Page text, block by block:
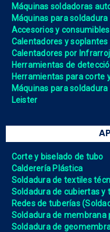
Máquinas soldadoras
Máquinas para
Accesorios y consumibles
Calentadores y
Calentadores por
Herramientas de
Herramientas para corte
Máquinas para
Leister
Corte y biselado de tubo
Calderería Plástica
Soldadura de textiles
Soldadura de cubiertas y
Redes de tuberías
Soldadura de membrana
Soldadura de